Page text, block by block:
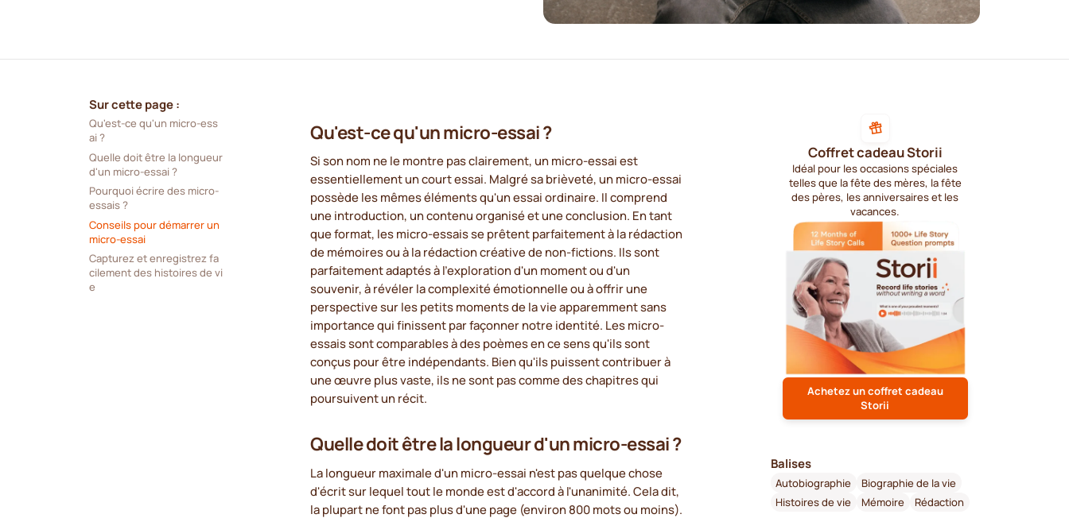
Sur cette page :
Qu'est-ce qu'un micro-ess
ai ?
Quelle doit être la longueur
d'un micro-essai ?
Pourquoi écrire des micro-
essais ?
Conseils pour démarrer un
micro-essai
Capturez et enregistrez fa
cilement des histoires de vi
e
Qu'est-ce qu'un micro-essai ?
Si son nom ne le montre pas clairement, un micro-essai est
essentiellement un court essai. Malgré sa brièveté, un micro-essai
possède les mêmes éléments qu'un essai ordinaire. Il comprend
une introduction, un contenu organisé et une conclusion. En tant
que format, les micro-essais se prêtent parfaitement à la rédaction
de mémoires ou à la rédaction créative de non-fictions. Ils sont
parfaitement adaptés à l'exploration d'un moment ou d'un
souvenir, à révéler la complexité émotionnelle ou à offrir une
perspective sur les petits moments de la vie apparemment sans
importance qui finissent par façonner notre identité. Les micro-
essais sont comparables à des poèmes en ce sens qu'ils sont
conçus pour être indépendants. Bien qu'ils puissent contribuer à
une œuvre plus vaste, ils ne sont pas comme des chapitres qui
poursuivent un récit.
Quelle doit être la longueur d'un micro-essai ?
La longueur maximale d'un micro-essai n'est pas quelque chose
d'écrit sur lequel tout le monde est d'accord à l'unanimité. Cela dit,
la plupart ne font pas plus d'une page (environ 800 mots ou moins).
Coffret cadeau Storii
Idéal pour les occasions spéciales
telles que la fête des mères, la fête
des pères, les anniversaires et les
vacances.
Achetez un coffret cadeau
Storii
Balises
Autobiographie
Biographie de la vie
Histoires de vie
Mémoire Rédaction